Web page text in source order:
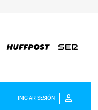
INICIAR SESIÓN